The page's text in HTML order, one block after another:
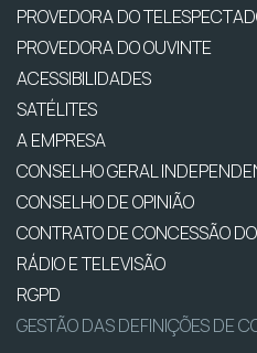
PROVEDORA DO
PROVEDORA DO OUVINTE
ACESSIBILIDADES
SATÉLITES
A EMPRESA
CONSELHO GERAL
CONSELHO DE OPINIÃO
CONTRATO DE CONCESSÃO
RÁDIO E TELEVISÃO
RGPD
GESTÃO DAS DEFINIÇÕES DE